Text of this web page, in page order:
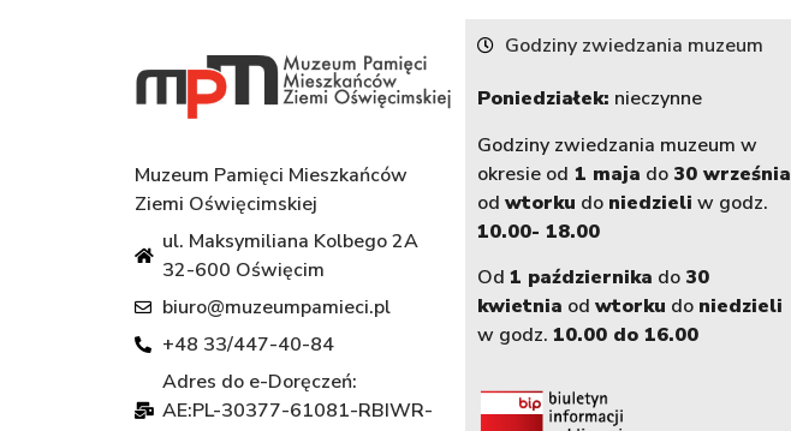
Muzeum Pamięci Mieszkańców
Ziemi Oświęcimskiej
ul. Maksymiliana Kolbego 2A
32-600 Oświęcim
biuro@muzeumpamieci.pl
+48 33/447-40-84
Adres do e-Doręczeń:
AE:PL-30377-61081-RBIWR-
Godziny zwiedzania muzeum
Poniedziałek: nieczynne
Godziny zwiedzania muzeum w
okresie od 1 maja do 30 września
od wtorku do niedzieli w godz.
10.00- 18.00
Od 1 października do 30
kwietnia od wtorku do niedzieli
w godz. 10.00 do 16.00